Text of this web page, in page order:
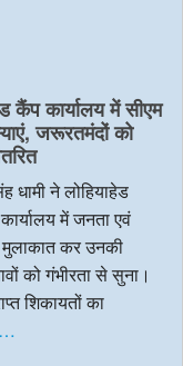
कैंप कार्यालय में सीएम
जरूरतमंदों को
धामी ने लोहियाहेड
में जनता एवं
मुलाकात कर उनकी
को गंभीरता से सुना।
शिकायतों का